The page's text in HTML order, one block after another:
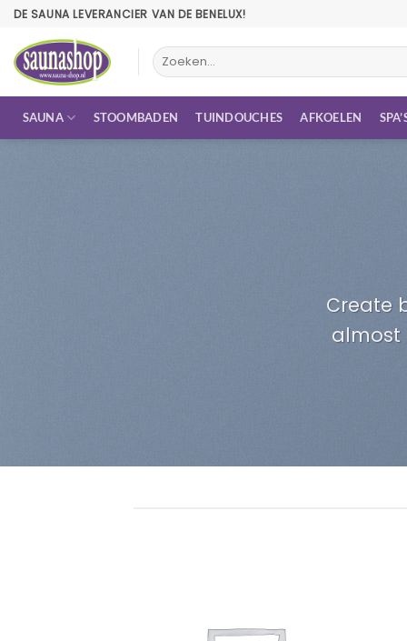
Ga
inhoud
DE SAUNA LEVERANCIER VAN DE BENELUX!
Zoeken
naar:
SAUNA STOOMBADEN TUINDOUCHES AFKOELEN
Create
almost